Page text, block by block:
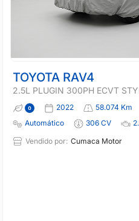
TOYOTA RAV4
2.5L PLUGIN 300PH ECVT
2022 58.074 Km
Automático
306 CV
Vendido por: Cumaca Motor